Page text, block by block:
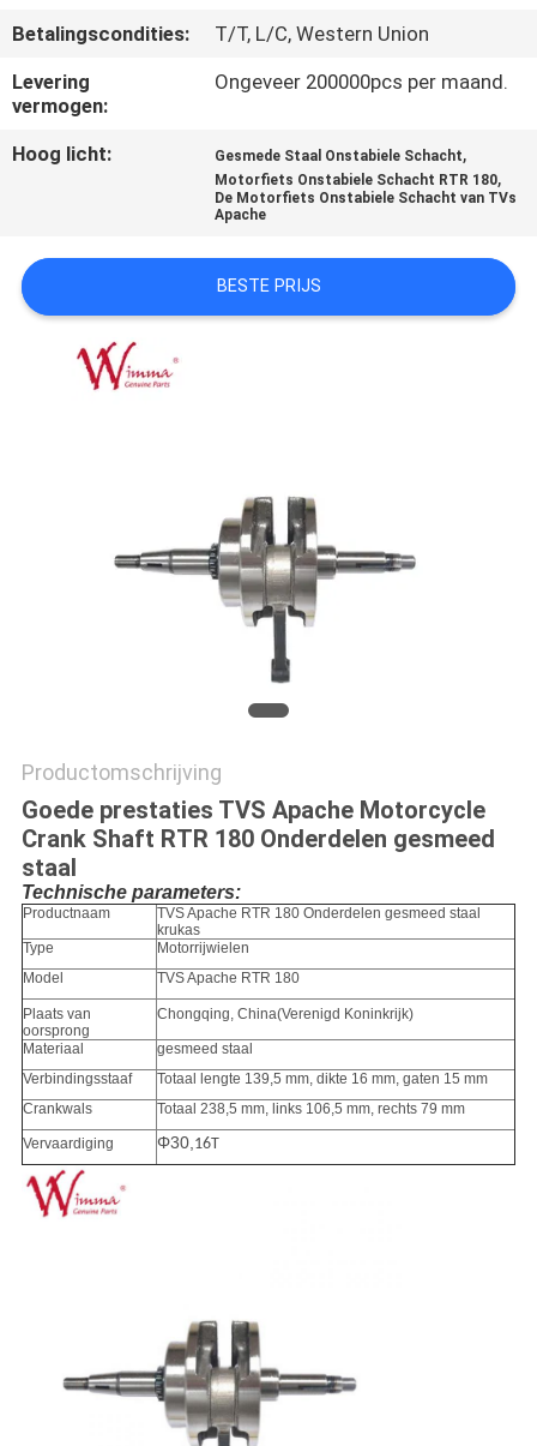
EEN
OFFERTE
SITEMAP
PRIVACYBELEID
Betalingscondities:
T/T, L/C, Western Union
Levering
vermogen:
Ongeveer 200000pcs per maand.
Hoog licht: Gesmede Staal Onstabiele Schacht,
Motorfiets Onstabiele Schacht RTR 180,
De Motorfiets Onstabiele Schacht van TVs
Apache
BESTE PRIJS
Productomschrijving
Goede prestaties TVS Apache Motorcycle
Crank Shaft RTR 180 Onderdelen gesmeed
staal
Technische parameters:
Productnaam
TVS Apache RTR 180 Onderdelen gesmeed staal
krukas
Type
Motorrijwielen
Model
TVS Apache RTR 180
Plaats van
oorsprong
Chongqing, China(Verenigd Koninkrijk)
Materiaal
gesmeed staal
Verbindingsstaaf
Totaal lengte 139,5 mm, dikte 16 mm, gaten 15 mm
Crankwals
Totaal 238,5 mm, links 106,5 mm, rechts 79 mm
Vervaardiging Φ30,16T